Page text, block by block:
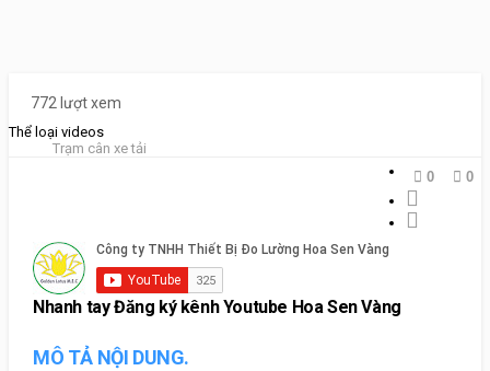
772 lượt xem
Thể loại videos
Trạm cân xe tải
0
0
Nhanh tay Đăng ký kênh Youtube Hoa Sen Vàng
MÔ TẢ NỘI DUNG.